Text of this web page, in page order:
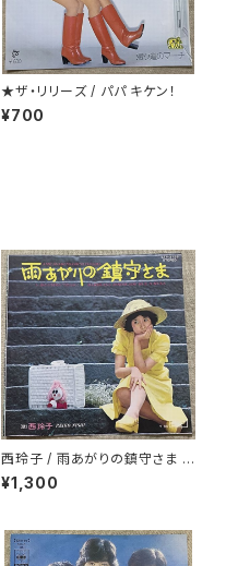
★ザ・リリーズ / パパ キケン！
¥700
西玲子 / 雨あがりの鎮守さま プ
ロモ
¥1,300